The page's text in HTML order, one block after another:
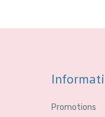
Promotions